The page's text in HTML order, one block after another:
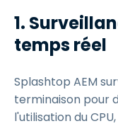
1.
temps réel
Splashtop AEM
terminaison pour
l'utilisation du